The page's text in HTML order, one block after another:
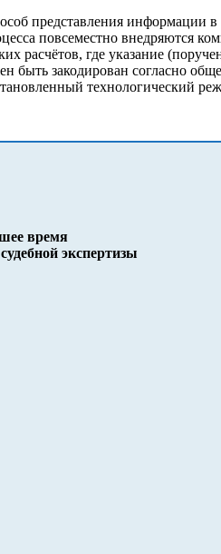
представления информации
повсеместно внедряются
расчётов, где указание
быть закодирован согласно
технологический
время
экспертизы